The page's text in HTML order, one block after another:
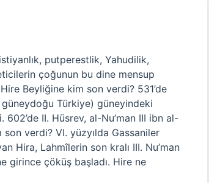
putperestlik, Yahudilik,
çoğunun bu dine mensup
Beyliğine kim son verdi? 531’de
güneydoğu Türkiye) güneyindeki
602’de II. Hüsrev, al-Nu’man III ibn al-
verdi? VI. yüzyılda Gassaniler
Hira, Lahmîlerin son kralı III. Nu’man
girince çöküş başladı. Hire ne